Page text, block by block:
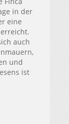
in der
eine
auch
und
ist